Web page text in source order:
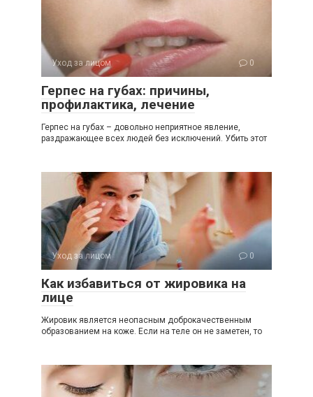
Уход за лицом 0
Герпес на губах: причины,
профилактика, лечение
Герпес на губах – довольно неприятное явление,
раздражающее всех людей без исключений. Убить этот
Уход за лицом 0
Как избавиться от жировика на
лице
Жировик является неопасным доброкачественным
образованием на коже. Если на теле он не заметен, то